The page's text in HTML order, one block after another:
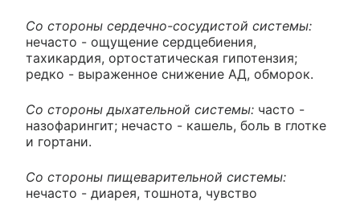
Со стороны сердечно-сосудистой системы:
нечасто - ощущение сердцебиения,
тахикардия, ортостатическая гипотензия;
редко - выраженное снижение АД, обморок.
Со стороны дыхательной системы: часто -
назофарингит; нечасто - кашель, боль в глотке
и гортани.
Со стороны пищеварительной системы:
нечасто - диарея, тошнота, чувство